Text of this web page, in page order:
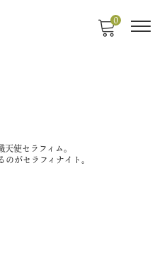
0
使セラフィム。
のがセラフィナイト。